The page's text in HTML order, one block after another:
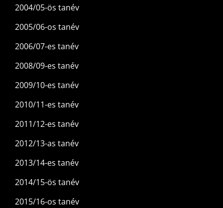
2004/05-ös tanév
2005/06-os tanév
2006/07-es tanév
2008/09-es tanév
2009/10-es tanév
2010/11-es tanév
2011/12-es tanév
2012/13-as tanév
2013/14-es tanév
2014/15-ös tanév
2015/16-os tanév